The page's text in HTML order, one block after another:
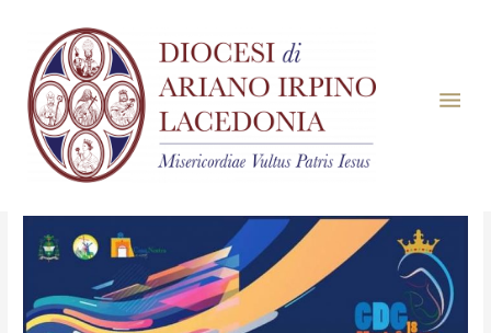
Mese:Giugno 2018